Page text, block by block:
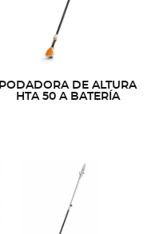
PODADORA DE ALTURA
HTA 50 A BATERÍA